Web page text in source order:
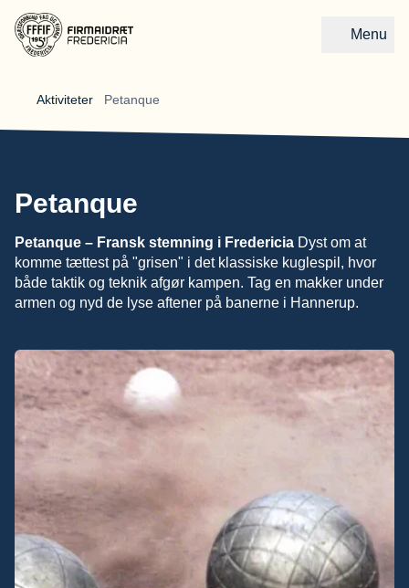
Menu
Aktiviteter Petanque
Petanque
Petanque – Fransk stemning i Fredericia Dyst om at
komme tættest på "grisen" i det klassiske kuglespil, hvor
både taktik og teknik afgør kampen. Tag en makker under
armen og nyd de lyse aftener på banerne i Hannerup.